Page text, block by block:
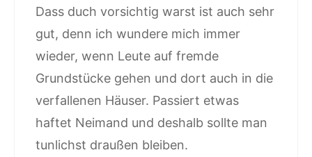
Dass duch vorsichtig warst ist auch sehr
gut, denn ich wundere mich immer
wieder, wenn Leute auf fremde
Grundstücke gehen und dort auch in die
verfallenen Häuser. Passiert etwas
haftet Neimand und deshalb sollte man
tunlichst draußen bleiben.